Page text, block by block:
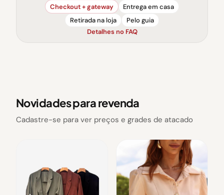
Checkout + gateway
Entrega em casa
Retirada na loja
Pelo guia
Detalhes no FAQ
Novidades para revenda
Cadastre-se para ver preços e grades de atacado